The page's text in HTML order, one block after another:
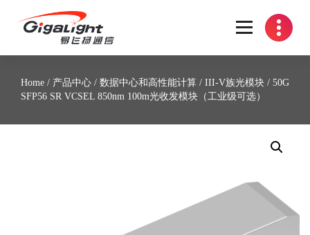
开放光网络器件的向导
Home / 产品中心 / 数据中心和高性能计算 / III-V族光模块 / 50G
SFP56 SR VCSEL 850nm 100m光收发模块（工业级可选）